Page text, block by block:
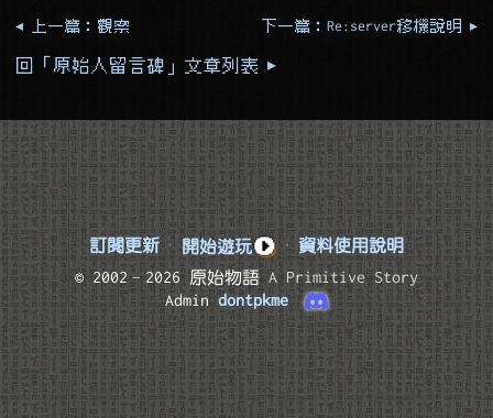
◂ 上一篇：觀察 下一篇：Re:server移機說明 ▸
回「原始人留言碑」文章列表 ▸
訂閱更新 · 開始遊玩 · 資料使用說明
© 2002–2026 原始物語A Primitive Story
Admindontpkme